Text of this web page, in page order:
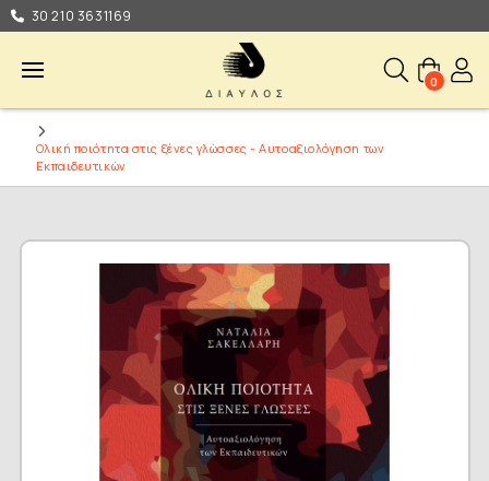
30 210 3631169
0
Ολική ποιότητα στις ξένες γλώσσες - Αυτοαξιολόγηση των
Εκπαιδευτικών